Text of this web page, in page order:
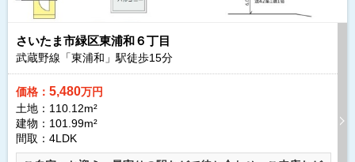
さいたま市緑区東浦和６丁目
武蔵野線「東浦和」駅徒歩15分
価格： 5,480万円
土地：110.12m²
建物：101.99m²
間取：4LDK